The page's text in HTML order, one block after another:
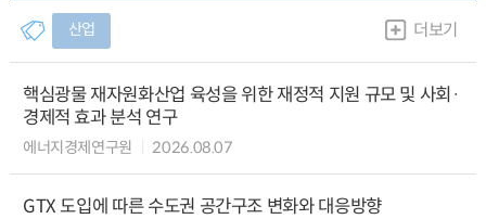
산업 더보기
핵심광물 재자원화산업 육성을 위한 재정적 지원 규모 및 사회·
경제적 효과 분석 연구
에너지경제연구원 2026.08.07
GTX 도입에 따른 수도권 공간구조 변화와 대응방향